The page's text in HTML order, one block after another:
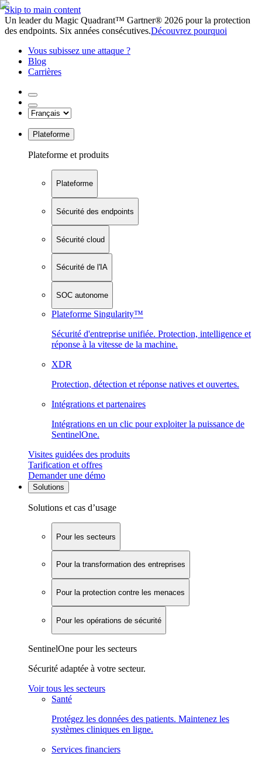
Skip to main content
Un leader du Magic Quadrant™ Gartner® 2026 pour la protection
des endpoints. Six années consécutives.Découvrez pourquoi
Vous subissez une attaque ?
Blog
Carrières
Plateforme
Plateforme et produits
Plateforme
Sécurité des endpoints
Sécurité cloud
Sécurité de l'IA
SOC autonome
Plateforme Singularity™
Sécurité d'entreprise unifiée. Protection, intelligence et
réponse à la vitesse de la machine.
XDR
Protection, détection et réponse natives et ouvertes.
Intégrations et partenaires
Intégrations en un clic pour exploiter la puissance de
SentinelOne.
Visites guidées des produits
Tarification et offres
Demander une démo
Solutions
Solutions et cas d’usage
Pour les secteurs
Pour la transformation des entreprises
Pour la protection contre les menaces
Pour les opérations de sécurité
SentinelOne pour les secteurs
Sécurité adaptée à votre secteur.
Voir tous les secteurs
Santé
Protégez les données des patients. Maintenez les
systèmes cliniques en ligne.
Services financiers